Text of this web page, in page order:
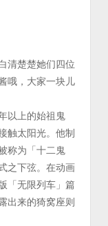
清楚楚她们四位
哦，大家一块儿
以上的始祖鬼
触太阳光。他制
称为「十二鬼
之下弦。在动画
「无限列车」篇
出来的猗窝座则